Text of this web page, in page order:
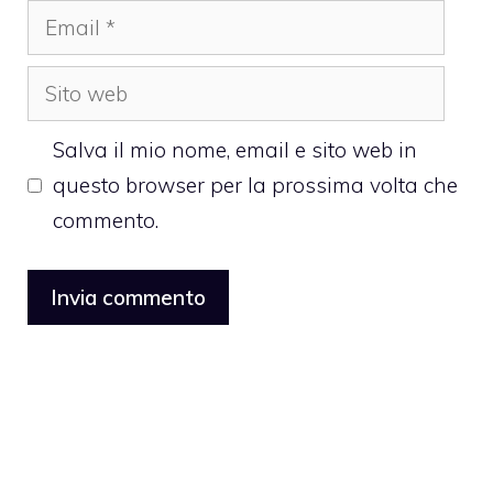
Email
Sito
web
Salva il mio nome, email e sito web in
questo browser per la prossima volta che
commento.